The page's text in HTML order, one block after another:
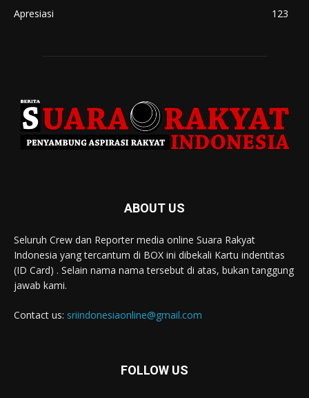
Apresiasi
123
ABOUT US
Seluruh Crew dan Reporter media online Suara Rakyat
Indonesia yang tercantum di BOX ini dibekali Kartu indentitas
(ID Card) . Selain nama nama tersebut di atas, bukan tanggung
jawab kami.
Contact us: sriindonesiaonline@gmail.com
FOLLOW US